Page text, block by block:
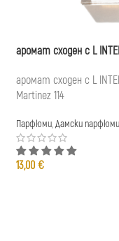
аромат сходен с L
аромат сходен с L
Martinez 114
Парфюми,Дамски парфюми
13,00 €